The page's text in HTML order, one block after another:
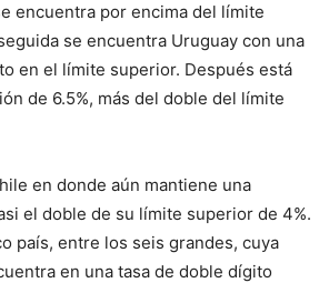
encuentra por encima del límite
se encuentra Uruguay con una
en el límite superior. Después está
de 6.5%, más del doble del límite
en donde aún mantiene una
el doble de su límite superior de 4%.
país, entre los seis grandes, cuya
en una tasa de doble dígito